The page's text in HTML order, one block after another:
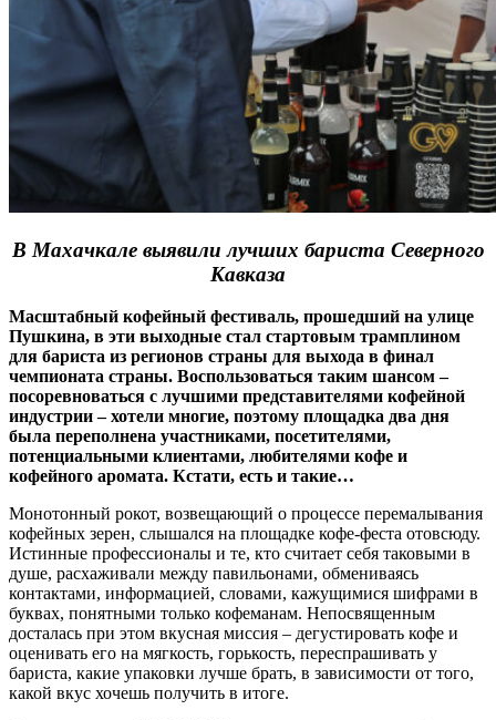
В Махачкале выявили лучших бариста Северного
Кавказа
Масштабный кофейный фестиваль, прошедший на улице
Пушкина, в эти выходные стал стартовым трамплином
для бариста из регионов страны для выхода в финал
чемпионата страны. Воспользоваться таким шансом –
посоревноваться с лучшими представителями кофейной
индустрии – хотели многие, поэтому площадка два дня
была переполнена участниками, посетителями,
потенциальными клиентами, любителями кофе и
кофейного аромата. Кстати, есть и такие…
Монотонный рокот, возвещающий о процессе перемалывания
кофейных зерен, слышался на площадке кофе-феста отовсюду.
Истинные профессионалы и те, кто считает себя таковыми в
душе, расхаживали между павильонами, обмениваясь
контактами, информацией, словами, кажущимися шифрами в
буквах, понятными только кофеманам. Непосвященным
досталась при этом вкусная миссия – дегустировать кофе и
оценивать его на мягкость, горькость, переспрашивать у
бариста, какие упаковки лучше брать, в зависимости от того,
какой вкус хочешь получить в итоге.